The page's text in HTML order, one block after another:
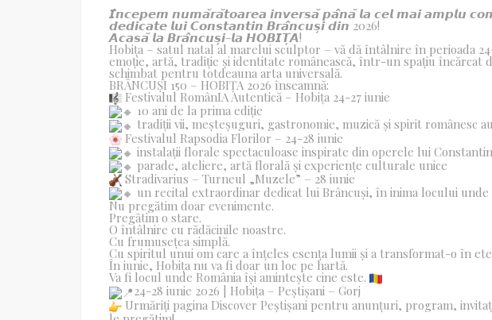
𝙄̂𝙣𝙘𝙚𝙥𝙚𝙢 𝙣𝙪𝙢𝙖̆𝙧𝙖̆𝙩𝙤𝙖𝙧𝙚𝙖 𝙞𝙣𝙫𝙚𝙧𝙨𝙖̆ 𝙥𝙖̂𝙣𝙖̆ 𝙡𝙖 𝙘𝙚𝙡 𝙢𝙖𝙞 𝙖𝙢𝙥𝙡𝙪
𝙙𝙚𝙙𝙞𝙘𝙖𝙩𝙚 𝙡𝙪𝙞 𝘾𝙤𝙣𝙨𝙩𝙖𝙣𝙩𝙞𝙣 𝘽𝙧𝙖̂𝙣𝙘𝙪𝙨̦𝙞 𝙙𝙞𝙣 2026!
𝘼𝙘𝙖𝙨𝙖̆ 𝙡𝙖 𝘽𝙧𝙖̂𝙣𝙘𝙪𝙨̦𝙞-𝙡𝙖 𝙃𝙊𝘽𝙄𝙏̦𝘼!
Hobița – satul natal al marelui sculptor – vă dă întâlnire în perioada
emoție, artă, tradiție și identitate românească, într-un spațiu încărcat
schimbat pentru totdeauna arta universală.
BRÂNCUȘI 150 – HOBIȚA 2026 înseamnă:
Festivalul RomânIA Autentică – Hobița 24-27 iunie
10 ani de la prima ediție
tradiții vii, meșteșuguri, gastronomie, muzică și spirit românesc
Festivalul Rapsodia Florilor – 24-28 iunie
instalații florale spectaculoase inspirate din operele lui
parade, ateliere, artă florală și experiențe culturale unice
Stradivarius – Turneul „Muzele” – 28 iunie
un recital extraordinar dedicat lui Brâncuși, în inima locului unde
Nu pregătim doar evenimente.
Pregătim o stare.
O întâlnire cu rădăcinile noastre.
Cu frumusețea simplă.
Cu spiritul unui om care a înțeles esența lumii și a transformat-o în
În iunie, Hobița nu va fi doar un loc pe hartă.
Va fi locul unde România își amintește cine este.
24-28 iunie 2026 | Hobița – Peștișani – Gorj
Urmăriți pagina Discover Peștișani pentru anunțuri, program,